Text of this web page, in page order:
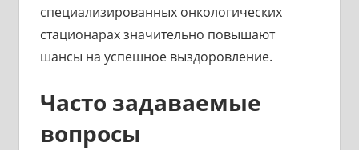
специализированных онкологических
стационарах значительно повышают
шансы на успешное выздоровление.
Часто задаваемые
вопросы